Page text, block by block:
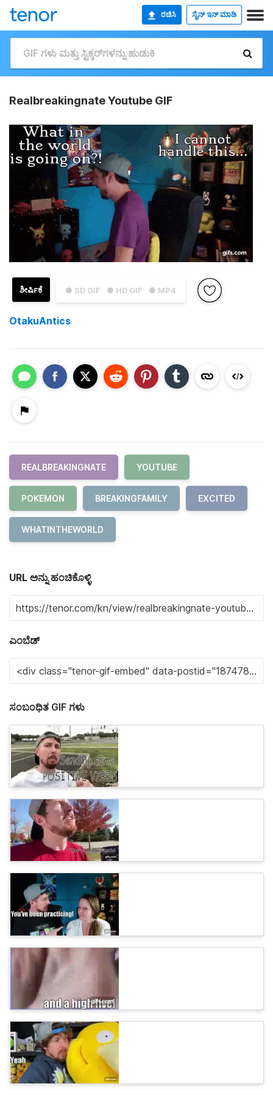
ರಚಿಸಿ ಸೈನ್ ಇನ್ ಮಾಡಿ
Realbreakingnate Youtube GIF
● SD GIF ● HD GIF ● MP4
ಶೀರ್ಷಿಕೆ
OtakuAntics
REALBREAKINGNATE YOUTUBE
POKEMON BREAKINGFAMILY EXCITED
WHATINTHEWORLD
URL ಅನ್ನು ಹಂಚಿಕೊಳ್ಳಿ
ಎಂಬೆಡ್
ಸಂಬಂಧಿತ GIF ಗಳು